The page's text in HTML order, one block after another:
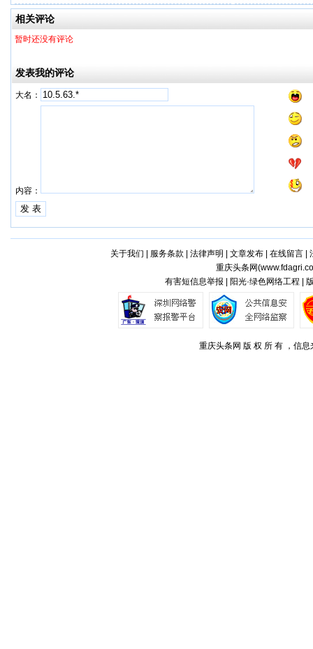
牌代工
相关评论
暂时还没有评论
发表我的评论
大名：
内容：
关于我们 服务条款 法律声明 文章发布| 在线留言|
重庆头条网(
有害短信息举报 | 阳光·绿色网络工程 |
重庆头条网 版 权 所 有 ，信